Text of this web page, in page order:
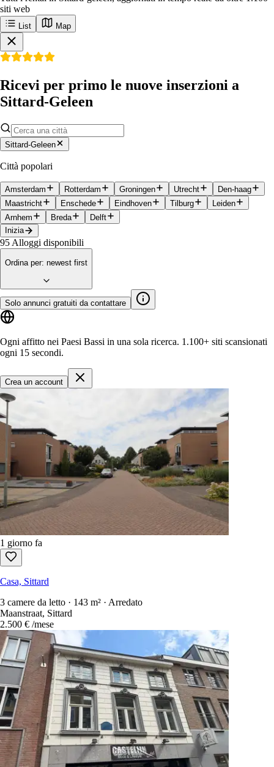
siti web
List Map
Ricevi per primo le nuove inserzioni a
Sittard-Geleen
Sittard-Geleen
Città popolari
Amsterdam Rotterdam Groningen Utrecht
Den-haag
Maastricht
Enschede Eindhoven Tilburg
Leiden
Arnhem
Breda
Delft
Inizia
95 Alloggi disponibili
Ordina per: newest first
Solo annunci gratuiti da contattare
Ogni affitto nei Paesi Bassi in una sola ricerca. 1.100+ siti scansionati
ogni 15 secondi.
Crea un account
1 giorno fa
Casa, Sittard
3 camere da letto · 143 m² · Arredato
Maanstraat, Sittard
2.500 € /mese